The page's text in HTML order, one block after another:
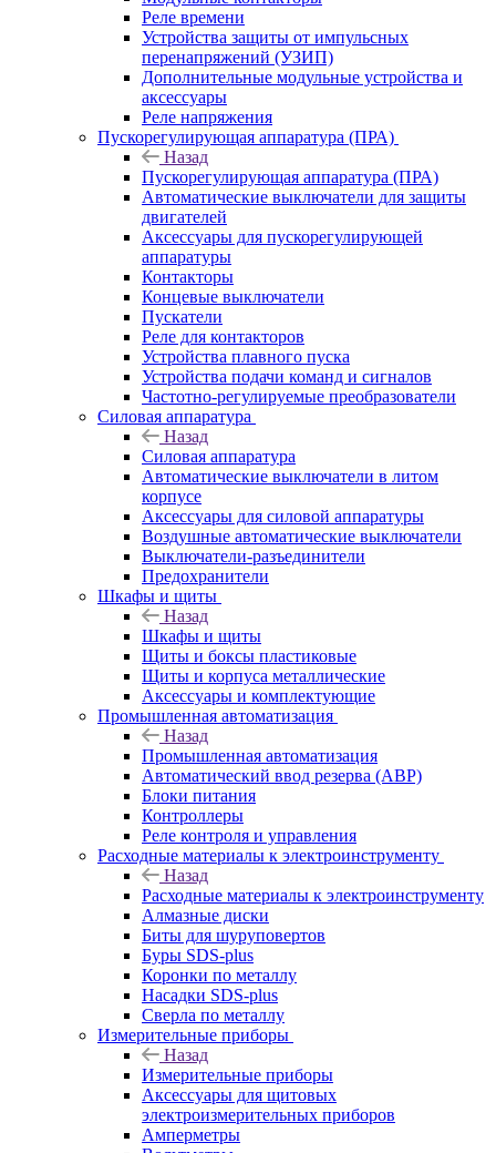
Реле времени
Устройства защиты от импульсных
перенапряжений (УЗИП)
Дополнительные модульные устройства и
аксессуары
Реле напряжения
Пускорегулирующая аппаратура (ПРА)
Назад
Пускорегулирующая аппаратура (ПРА)
Автоматические выключатели для защиты
двигателей
Аксессуары для пускорегулирующей
аппаратуры
Контакторы
Концевые выключатели
Пускатели
Реле для контакторов
Устройства плавного пуска
Устройства подачи команд и сигналов
Частотно-регулируемые преобразователи
Силовая аппаратура
Назад
Силовая аппаратура
Автоматические выключатели в литом
корпусе
Аксессуары для силовой аппаратуры
Воздушные автоматические выключатели
Выключатели-разъединители
Предохранители
Шкафы и щиты
Назад
Шкафы и щиты
Щиты и боксы пластиковые
Щиты и корпуса металлические
Аксессуары и комплектующие
Промышленная автоматизация
Назад
Промышленная автоматизация
Автоматический ввод резерва (АВР)
Блоки питания
Контроллеры
Реле контроля и управления
Расходные материалы к электроинструменту
Назад
Расходные материалы к электроинструменту
Алмазные диски
Биты для шуруповертов
Буры SDS-plus
Коронки по металлу
Насадки SDS-plus
Сверла по металлу
Измерительные приборы
Назад
Измерительные приборы
Аксессуары для щитовых
электроизмерительных приборов
Амперметры